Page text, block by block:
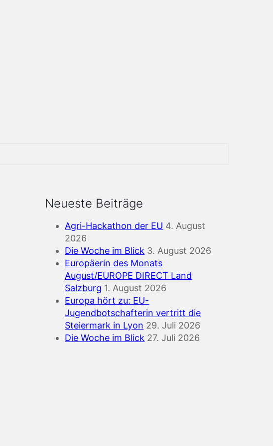
Neueste Beiträge
Agri-Hackathon der EU 4. August
2026
Die Woche im Blick 3. August 2026
Europäerin des Monats
August/EUROPE DIRECT Land
Salzburg 1. August 2026
Europa hört zu: EU-
Jugendbotschafterin vertritt die
Steiermark in Lyon 29. Juli 2026
Die Woche im Blick 27. Juli 2026